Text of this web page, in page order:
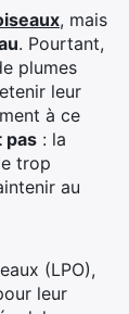
, mais
. Pourtant,
plumes
leur
à ce
pas : la
trop
au
(LPO),
leur